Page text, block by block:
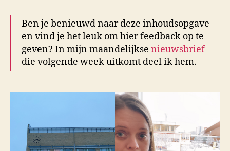
Ben je benieuwd naar deze inhoudsopgave
en vind je het leuk om hier feedback op te
geven? In mijn maandelijkse nieuwsbrief
die volgende week uitkomt deel ik hem.